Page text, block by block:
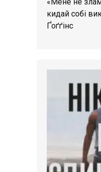
кидай собі
Ґоґґінс